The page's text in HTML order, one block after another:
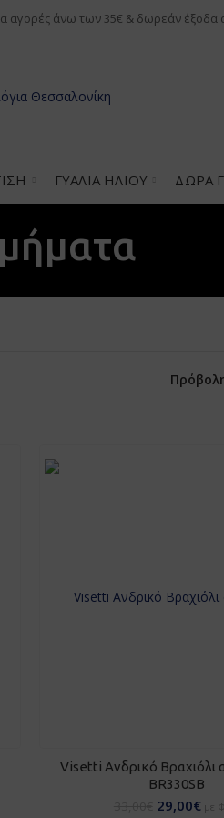
αγορές άνω των 35€ & δωρεάν έξοδα
ΓΥΑΛΙΆ ΗΛΊΟΥ ΔΏΡΑ
ΠΡΟΣΘΉΚΗ ΣΤΟ
Visetti Ανδρικό Βραχιόλι
BR330SB
29,00€με